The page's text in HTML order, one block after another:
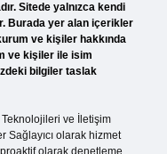
Sitede yalnızca kendi
Burada yer alan içerikler
ve kişiler hakkında
ve kişiler ile isim
bilgiler taslak
ve İletişim
Sağlayıcı olarak hizmet
olarak denetleme